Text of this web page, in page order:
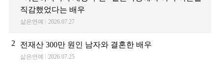
직감했었다는 배우
삶은연예 2026.07.27
2 전재산 300만 원인 남자와 결혼한 배우
삶은연예 2026.07.25